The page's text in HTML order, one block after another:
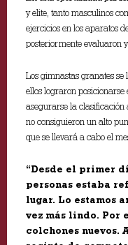
y elite, tanto masculinos
ejercicios en los aparatos
posteriormente evaluaron
Los gimnastas granates
ellos lograron
asegurarse la
no consiguieron un alto
que se llevará a cabo el
“Desde el primer
personas estaba
lugar. Lo estamos
vez más lindo. Por
colchones nuevos.